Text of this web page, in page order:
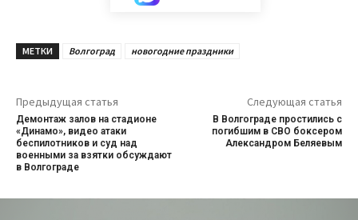
МЕТКИ Волгоград новогодние праздники
Предыдущая статья
Демонтаж залов на стадионе
«Динамо», видео атаки
беспилотников и суд над
военными за взятки обсуждают
в Волгограде
Следующая статья
В Волгограде простились с
погибшим в СВО боксером
Александром Беляевым